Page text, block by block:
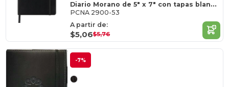
Diario Morano de 5" x 7" con tapas blandas y reciclado FSC
PCNA 2900-53
A partir de:
$5,06$5,76
-7%